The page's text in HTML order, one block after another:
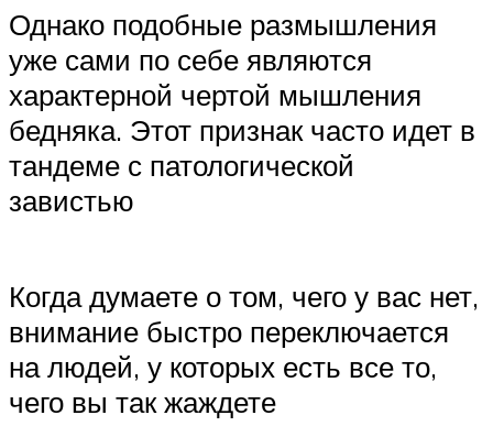
Однако подобные размышления
уже сами по себе являются
характерной чертой мышления
бедняка. Этот признак часто идет в
тандеме с патологической
завистью
Когда думаете о том, чего у вас нет,
внимание быстро переключается
на людей, у которых есть все то,
чего вы так жаждете